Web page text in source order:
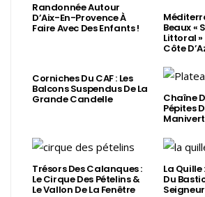
Randonnée Autour
D’Aix-En-Provence À
Faire Avec Des Enfants ! Beaux «
Littoral »
Côte
Corniches Du CAF : Les
Balcons Suspendus De La
Grande Candelle Chaîne
Pépites
Manivert
Trésors Des Calanques :
Le Cirque Des Pételins &
Le Vallon De La Fenêtre
La Quille
Du